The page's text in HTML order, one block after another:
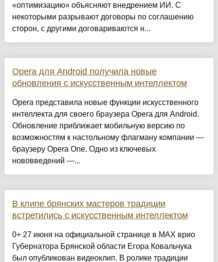
«оптимизацию» объясняют внедрением ИИ. С
некоторыми разрывают договоры по соглашению
сторон, с другими договариваются н...
Opera для Android получила новые
обновления с искусственным интеллектом
Opera представила новые функции искусственного
интеллекта для своего браузера Opera для Android.
Обновление приближает мобильную версию по
возможностям к настольному флагману компании —
браузеру Opera One. Одно из ключевых
нововведений —...
В клипе брянских мастеров традиции
встретились с искусственным интеллектом
0+ 27 июня на официальной странице в МАХ врио
Губернатора Брянской области Егора Ковальчука
был опубликован видеоклип. В ролике традиции